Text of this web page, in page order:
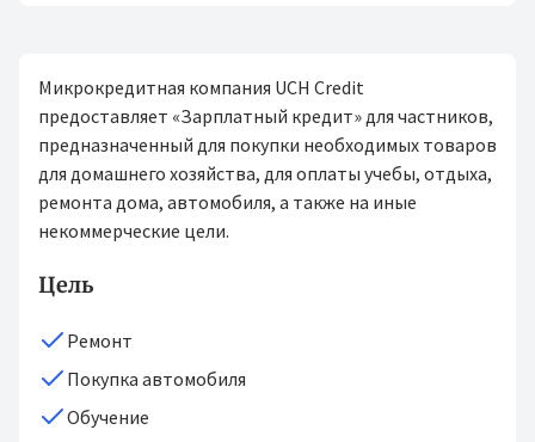
Микрокредитная компания UCH Credit
предоставляет «Зарплатный кредит» для частников,
предназначенный для покупки необходимых товаров
для домашнего хозяйства, для оплаты учебы, отдыха,
ремонта дома, автомобиля, а также на иные
некоммерческие цели.
Цель
Ремонт
Покупка автомобиля
Обучение